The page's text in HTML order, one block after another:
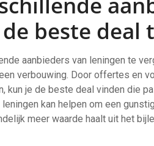
beste deal
aanbieders van leningen te
verbouwing. Door offertes en
kun je de beste deal vinden die
kan helpen om een
meer waarde haalt uit het